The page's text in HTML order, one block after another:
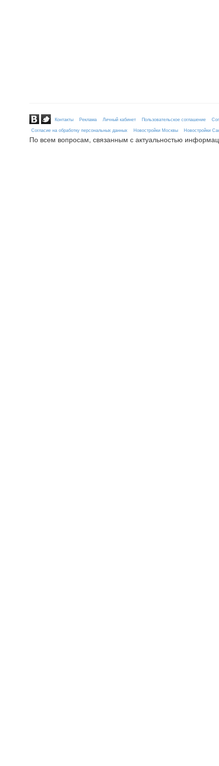
Контакты Реклама Личный кабинет Пользовательское соглашение
Согласие на обработку персональных данных
Новостройки Москвы Новостройки
По всем вопросам, связанным с актуальностью